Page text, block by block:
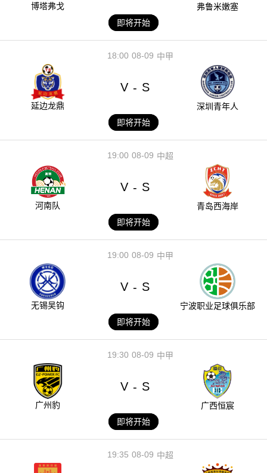
博塔弗戈
弗鲁米嫩塞
即将开始
08-09
18:00 中甲
延边龙鼎
V - S
深圳青年人
即将开始
08-09
19:00 中超
河南队
V - S
青岛西海岸
即将开始
08-09
19:00 中甲
无锡吴钩
V - S
宁波职业足球俱乐部
即将开始
08-09
19:30 中甲
广州豹
V - S
广西恒宸
即将开始
08-09
19:35 中超